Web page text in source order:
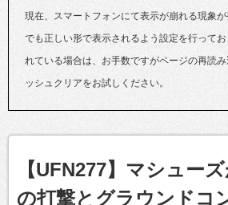
現在、スマートフォンにて表示が崩れる現象
でも正しい形で表示されるよう設定を行って
れている場合は、お手数ですがページの再読
ッシュクリアをお試しください。
【UFN277】マシュー
の打撃とグラウンドコ